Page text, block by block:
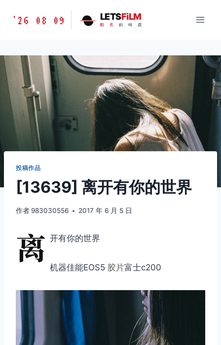
胶
味
LETSFILM
'26 08 09 LETSFiLM
胶 片 的 味 道
投稿作品
[13639] 离开有你的世界
作者 983030556 2017 年 6 月 5 日
离 开有你的世界
机器佳能EOS5 胶片富士c200